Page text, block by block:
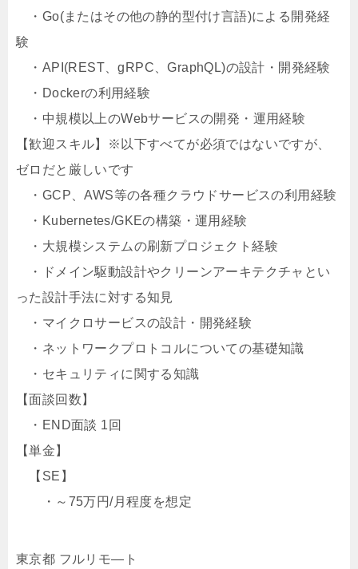
・Go(またはその他の静的型付け言語)による開発経
験
・API(REST、gRPC、GraphQL)の設計・開発経験
・Dockerの利用経験
・中規模以上のWebサービスの開発・運用経験
【歓迎スキル】※以下すべてが必須ではないですが、
ゼロだと厳しいです
・GCP、AWS等の各種クラウドサービスの利用経験
・Kubernetes/GKEの構築・運用経験
・大規模システムの刷新プロジェクト経験
・ドメイン駆動設計やクリーンアーキテクチャとい
った設計手法に対する知見
・マイクロサービスの設計・開発経験
・ネットワークプロトコルについての基礎知識
・セキュリティに関する知識
【面談回数】
・END面談 1回
【単金】
【SE】
・～75万円/月程度を想定
東京都 フルリモ―ト